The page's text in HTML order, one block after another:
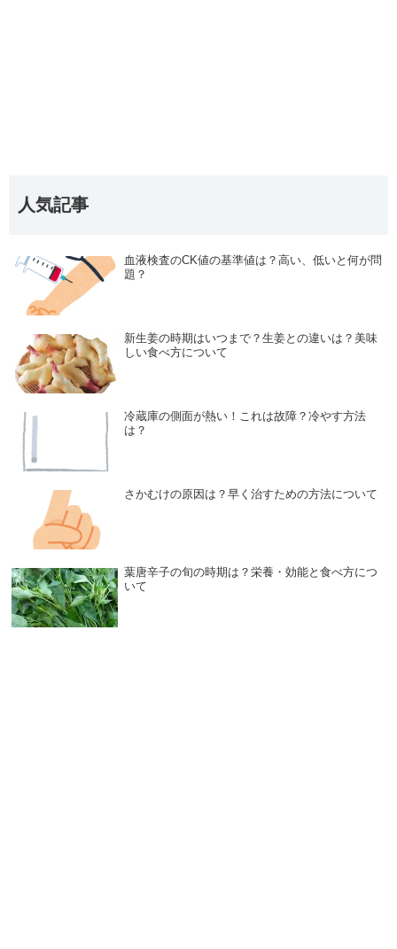
人気記事
血液検査のCK値の基準値は？高い、低いと何が問
題？
新生姜の時期はいつまで？生姜との違いは？美味
しい食べ方について
冷蔵庫の側面が熱い！これは故障？冷やす方法
は？
さかむけの原因は？早く治すための方法について
葉唐辛子の旬の時期は？栄養・効能と食べ方につ
いて